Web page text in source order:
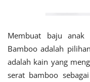
Membuat baju anak
Bamboo adalah
adalah kain yang
serat bamboo